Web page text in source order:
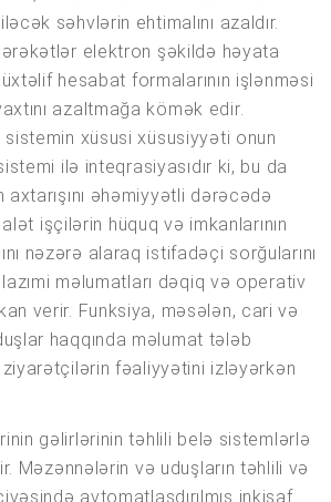
səhvlərin ehtimalını azaldır.
elektron şəkildə həyata
hesabat formalarının işlənməsi
azaltmağa kömək edir.
sistemin xüsusi xüsusiyyəti onun
ilə inteqrasiyasıdır ki, bu da
axtarışını əhəmiyyətli dərəcədə
işçilərin hüquq və imkanlarının
nəzərə alaraq istifadəçi sorğularını
məlumatları dəqiq və operativ
verir. Funksiya, məsələn, cari və
haqqında məlumat tələb
fəaliyyətini izləyərkən
gəlirlərinin təhlili belə sistemlərlə
Məzənnələrin və uduşların təhlili və
avtomatlaşdırılmış inkişaf